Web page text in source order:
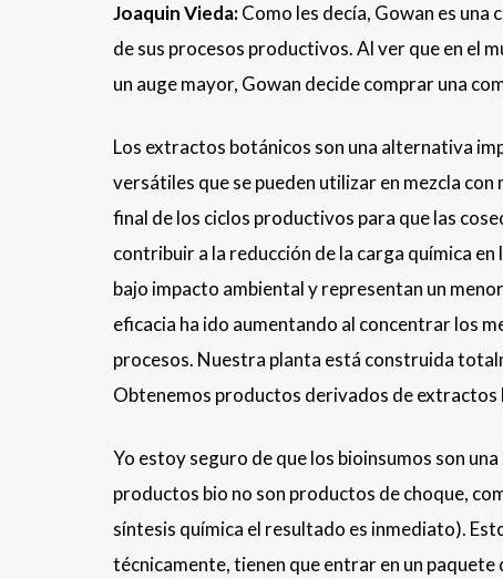
Joaquin Vieda:Como les decía, Gowan es una
de sus procesos productivos. Al ver que en el
un auge mayor, Gowan decide comprar una
Los extractos botánicos son una alternativa
versátiles que se pueden utilizar en mezcla
final de los ciclos productivos para que las
contribuir a la reducción de la carga química
bajo impacto ambiental y representan un
eficacia ha ido aumentando al concentrar los
procesos. Nuestra planta está construida
Obtenemos productos derivados de extractos
Yo estoy seguro de que los bioinsumos son
productos bio no son productos de choque,
síntesis química el resultado es inmediato).
técnicamente, tienen que entrar en un